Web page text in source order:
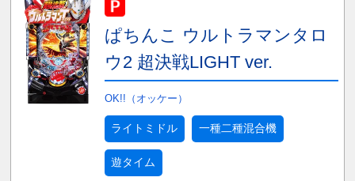
ぱちんこ ウルトラマンタロ
ウ2 超決戦LIGHT ver.
OK!!（オッケー）
ライトミドル 一種二種混合機
遊タイム